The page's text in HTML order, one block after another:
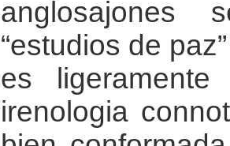
“estudios de
es
irenologia